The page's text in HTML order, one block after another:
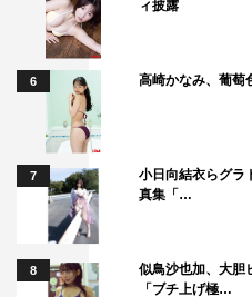
ィ披露
6 高崎かなみ、葡萄
7
小日向結衣らグラ
真集「…
8
似鳥沙也加、大
「ブチ上げ極…